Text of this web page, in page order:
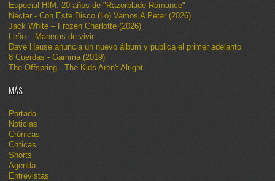
Especial HIM. 20 años de "Razorblade Romance"
Néctar - Con Este Disco (Lo) Vamos A Petar (2026)
Jack White – Frozen Charlotte (2026)
Leño – Maneras de vivir
Dave Hause anuncia un nuevo álbum y publica el primer adelanto
8 Cuerdas - Gamma (2019)
The Offspring - The Kids Aren't Alright
MÁS
Portada
Noticias
Crónicas
Críticas
Shorts
Agenda
Entrevistas